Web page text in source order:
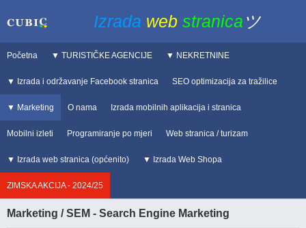
Izrada web stranica ツ
Početna ▼ TURISTIČKE AGENCIJE ▼ NEKRETNINE
▼ Izrada i održavanje Facebook stranica SEO optimizacija za tražilice
▼ Marketing O nama Izrada mobilnih aplikacija i stranica
Mobilni izleti Programiranje po mjeri Web stranica / turizam
▼ Izrada web stranica (općenito) ▼ Izrada Web Shopa
ZIMSKA AKCIJA - 2024/25
Marketing / SEM - Search Engine Marketing